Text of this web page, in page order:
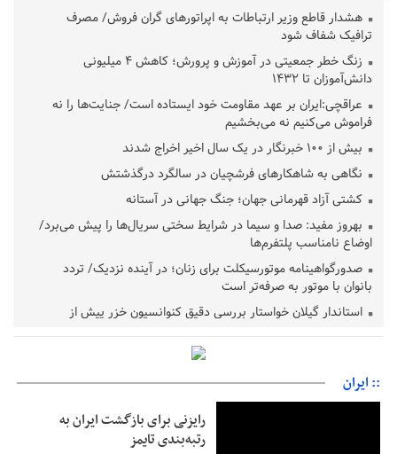
هشدار قاطع وزیر ارتباطات به اپراتورهای گران فروش/ مصرف
ترافیک شفاف شود
زنگ خطر جمعیتی در آموزش و پرورش؛ کاهش ۴ میلیونی
دانش‌آموزان تا ۱۴۳۲
عراقچی:ایران بر عهد مقاومت خود ایستاده است/ جنایت‌ها را نه
فراموش می‌کنیم نه می‌بخشیم
بیش از ۱۰۰ خبرنگار در یک سال اخیر اخراج شدند
نگاهی به شاهکارهای فرشچیان در سالگرد درگذشتش
کشتی آزاد قهرمانی جهان؛ جنگ جهانی در آستانه
بهروز مفید: صدا و سیما در شرایط سختی سریال‌ها را پیش می‌برد/
اوضاع نامناسب پلتفرم‌ها
صدورگواهینامه موتورسیکلت برای زنان؛ در آینده نزدیک/ تردد
بانوان با موتور به‌ صرفه‌تر است
استاندار گیلان خواستار بررسی دقیق کنوانسیون خزر پیش از
پزشکیان‌: بهترین زمان برای دستیابی به توافق شرایط کنونی است/از
حقوق ملت کوتاه نمی‌آییم
عارف: جنگ اصلی امروز، جنگ روایت‌ها بر سر امید و هویت ملی
هشدار معاون وظیفه عمومی گیلان به سربازان فراری؛ اعطای
:: ایران
رایزنی برای بازگشت ایران به
رتبه‌بندی تایمز